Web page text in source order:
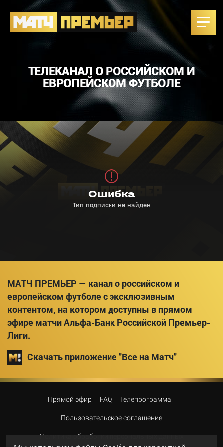
ТЕЛЕКАНАЛ О РОССИЙСКОМ И
ЕВРОПЕЙСКОМ ФУТБОЛЕ
МАТЧ ПРЕМЬЕР — канал о российском и
европейском футболе с эксклюзивным
контентом, на котором доступны в прямом
эфире матчи Альфа-Банк Российской Премьер-
Лиги.
Скачать приложение "Все на Матч"
Прямой эфир FAQ Телепрограмма
Пользовательское соглашение
Политика обработки персональных данных